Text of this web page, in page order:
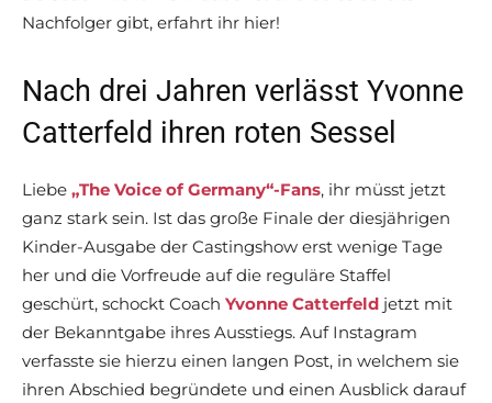
Nachfolger gibt, erfahrt ihr hier!
Nach drei Jahren verlässt Yvonne
Catterfeld ihren roten Sessel
Liebe „The Voice of Germany“-Fans, ihr müsst jetzt
ganz stark sein. Ist das große Finale der diesjährigen
Kinder-Ausgabe der Castingshow erst wenige Tage
her und die Vorfreude auf die reguläre Staffel
geschürt, schockt Coach Yvonne Catterfeld jetzt mit
der Bekanntgabe ihres Ausstiegs. Auf Instagram
verfasste sie hierzu einen langen Post, in welchem sie
ihren Abschied begründete und einen Ausblick darauf